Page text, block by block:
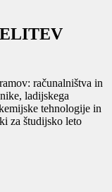
računalništva in
ladijskega
tehnologije in
za študijsko leto